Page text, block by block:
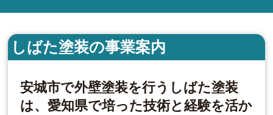
しばた塗装の事業案内
安城市で外壁塗装を行うしばた塗装
は、愛知県で培った技術と経験を活か